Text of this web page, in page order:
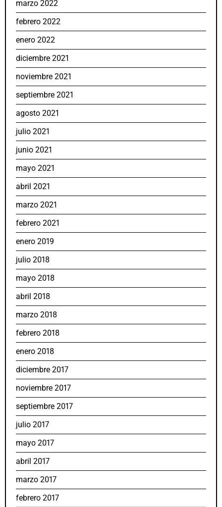
marzo 2022
febrero 2022
enero 2022
diciembre 2021
noviembre 2021
septiembre 2021
agosto 2021
julio 2021
junio 2021
mayo 2021
abril 2021
marzo 2021
febrero 2021
enero 2019
julio 2018
mayo 2018
abril 2018
marzo 2018
febrero 2018
enero 2018
diciembre 2017
noviembre 2017
septiembre 2017
julio 2017
mayo 2017
abril 2017
marzo 2017
febrero 2017